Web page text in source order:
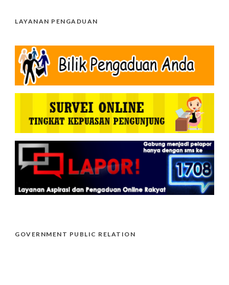
LAYANAN PENGADUAN
GOVERNMENT PUBLIC RELATION